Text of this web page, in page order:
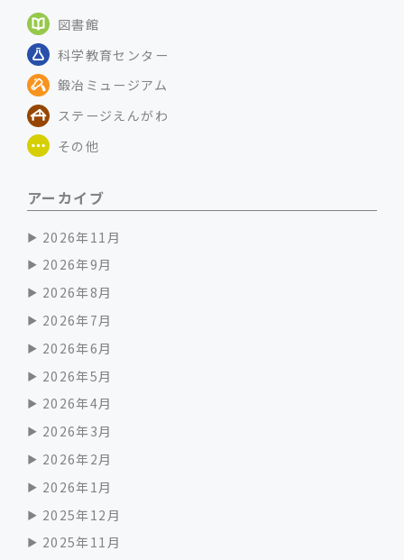
図書館
科学教育センター
鍛冶ミュージアム
ステージえんがわ
その他
アーカイブ
2026年11月
2026年9月
2026年8月
2026年7月
2026年6月
2026年5月
2026年4月
2026年3月
2026年2月
2026年1月
2025年12月
2025年11月